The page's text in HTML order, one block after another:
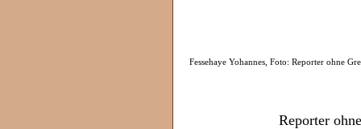
Fessehaye Yohannes, Foto: Reporter ohne
Reporter